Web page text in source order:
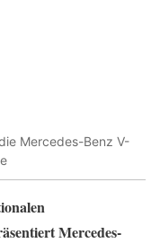
Mercedes-Benz V-
Mercedes-